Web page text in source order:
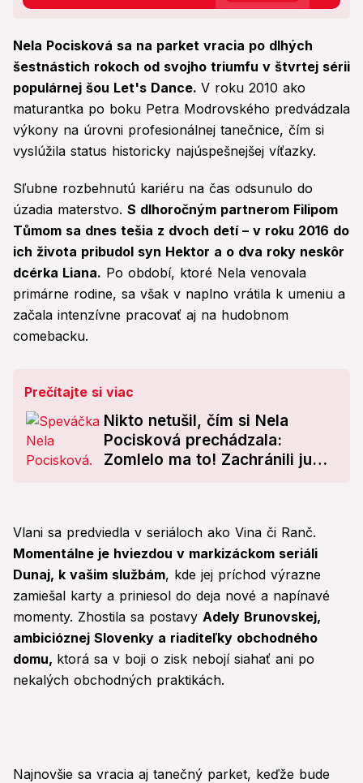
Nela Pocisková sa na parket vracia po dlhých
šestnástich rokoch od svojho triumfu v štvrtej sérii
populárnej šou Let's Dance. V roku 2010 ako
maturantka po boku Petra Modrovského predvádzala
výkony na úrovni profesionálnej tanečnice, čím si
vyslúžila status historicky najúspešnejšej víťazky.
Sľubne rozbehnutú kariéru na čas odsunulo do
úzadia materstvo. S dlhoročným partnerom Filipom
Tůmom sa dnes tešia z dvoch detí – v roku 2016 do
ich života pribudol syn Hektor a o dva roky neskôr
dcérka Liana. Po období, ktoré Nela venovala
primárne rodine, sa však v naplno vrátila k umeniu a
začala intenzívne pracovať aj na hudobnom
comebacku.
Prečítajte si viac
Nikto netušil, čím si Nela
Pocisková prechádzala:
Zomlelo ma to! Zachránili ju
Vlani sa predviedla v seriáloch ako Vina či Ranč.
Momentálne je hviezdou v markizáckom seriáli
Dunaj, k vašim službám, kde jej príchod výrazne
zamiešal karty a priniesol do deja nové a napínavé
momenty. Zhostila sa postavy Adely Brunovskej,
ambicióznej Slovenky a riaditeľky obchodného
domu, ktorá sa v boji o zisk nebojí siahať ani po
nekalých obchodných praktikách.
Najnovšie sa vracia aj tanečný parket, keďže bude